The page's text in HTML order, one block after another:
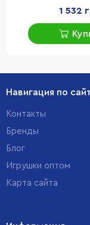
1 532
Навигация по
Контакты
Бренды
Блог
Игрушки оптом
Карта сайта